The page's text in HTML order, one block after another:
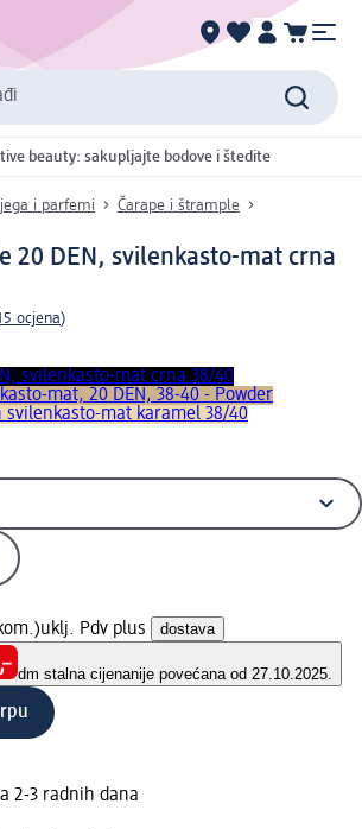
beauty: sakupljajte bodove i štedite
i parfemi
Čarape i štrample
20 DEN, svilenkasto-mat crna
ocjena)
svilenkasto-mat crna 38/40
mat, 20 DEN, 38-40 - Powder
svilenkasto-mat karamel 38/40
uklj. Pdv plus dostava
dm stalna cijenanije povećana od 27.10.2025.
2-3 radnih dana